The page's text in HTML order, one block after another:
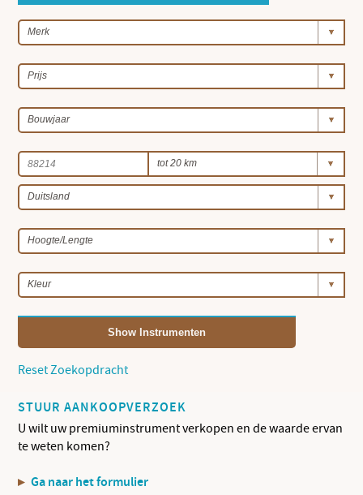
Show Instrumenten
Reset Zoekopdracht
STUUR AANKOOPVERZOEK
U wilt uw premiuminstrument verkopen en de waarde ervan
te weten komen?
Ga naar het formulier